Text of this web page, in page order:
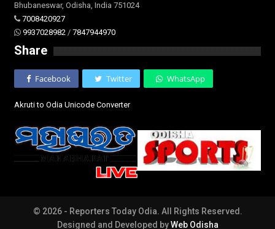
Bhubaneswar, Odisha, India 751024
7008420927
9937028982 / 7847944970
Share
Facebook Twitter WhatsApp
Akruti to Odia Unicode Converter
© 2026 - Reporters Today Odia. All Rights Reserved.
Designed and Developed byWeb Odisha